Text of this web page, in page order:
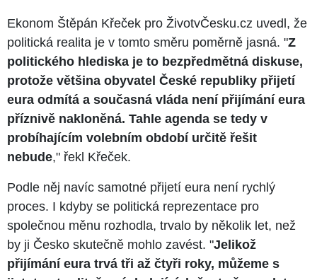
Ekonom Štěpán Křeček pro ŽivotvČesku.cz uvedl, že
politická realita je v tomto směru poměrně jasná. "Z
politického hlediska je to bezpředmětná diskuse,
protože většina obyvatel České republiky přijetí
eura odmítá a současná vláda není přijímání eura
příznivě nakloněná. Tahle agenda se tedy v
probíhajícím volebním období určitě řešit
nebude," řekl Křeček.
Podle něj navíc samotné přijetí eura není rychlý
proces. I kdyby se politická reprezentace pro
společnou měnu rozhodla, trvalo by několik let, než
by ji Česko skutečně mohlo zavést. "Jelikož
přijímání eura trvá tři až čtyři roky, můžeme s